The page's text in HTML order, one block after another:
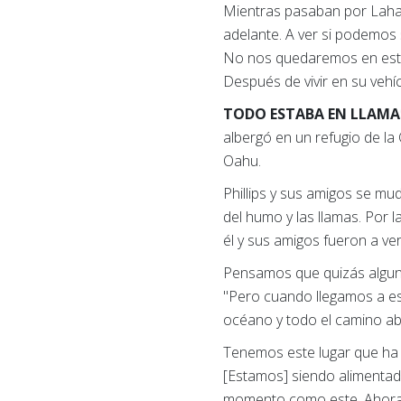
Mientras pasaban por
adelante. A ver si
No nos quedaremos en
Después de vivir en su
TODO ESTABA EN
albergó en un refugio de
Oahu.
Phillips y sus amigos se
del humo y las llamas. Por
él y sus amigos fueron a
Pensamos que quizás
"Pero cuando llegamos a
océano y todo el camino
Tenemos este lugar que
[Estamos] siendo